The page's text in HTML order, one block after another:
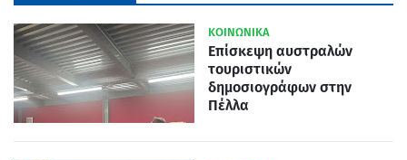
ΚΟΙΝΩΝΙΚΑ
Επίσκεψη αυστραλών
τουριστικών
δημοσιογράφων στην
Πέλλα